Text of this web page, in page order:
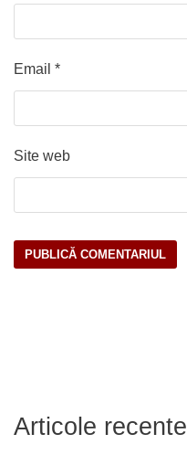
Email *
Site web
Articole recente